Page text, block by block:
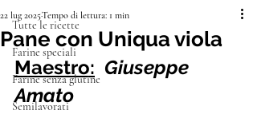
Tutte le ricette
Farine speciali
Farine senza glutine
Semilavorati
Pane con Uniqua viola
22 lug 2025Tempo di lettura: 1 min
Maestro: Giuseppe
Amato